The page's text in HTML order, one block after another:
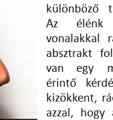
különböző
Az élénk
vonalakkal
absztrakt
van egy
érintő
kizökkent,
azzal,